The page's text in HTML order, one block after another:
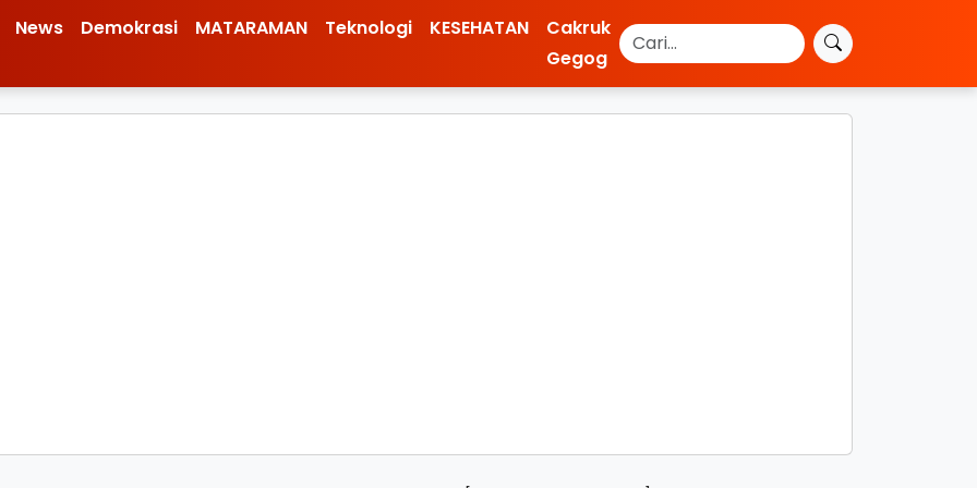
News Demokrasi MATARAMAN Teknologi KESEHATAN
Cakruk
Gegog